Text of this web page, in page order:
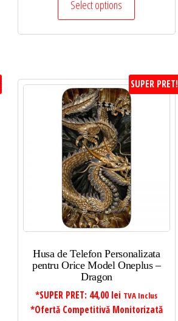
Select options
SUPER PRET!
Husa de Telefon Personalizata
pentru Orice Model Oneplus –
Dragon
*SUPER PRET: 44,00 lei TVA Inclus
*Ofertă Competitivă Monitorizată